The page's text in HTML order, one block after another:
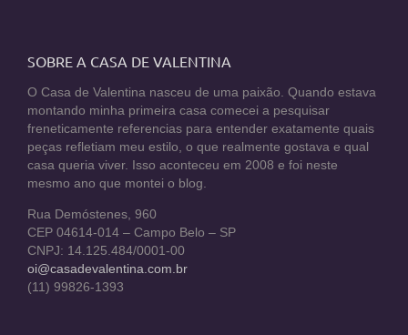
SOBRE A CASA DE VALENTINA
O Casa de Valentina nasceu de uma paixão. Quando estava
montando minha primeira casa comecei a pesquisar
freneticamente referencias para entender exatamente quais
peças refletiam meu estilo, o que realmente gostava e qual
casa queria viver. Isso aconteceu em 2008 e foi neste
mesmo ano que montei o blog.
Rua Demóstenes, 960
CEP 04614-014 – Campo Belo – SP
CNPJ: 14.125.484/0001-00
oi@casadevalentina.com.br
(11) 99826-1393